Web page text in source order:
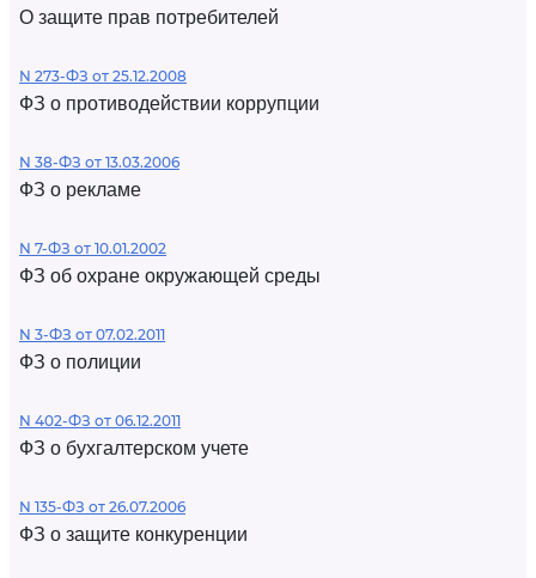
О защите прав потребителей
N 273-ФЗ от 25.12.2008
ФЗ о противодействии коррупции
N 38-ФЗ от 13.03.2006
ФЗ о рекламе
N 7-ФЗ от 10.01.2002
ФЗ об охране окружающей среды
N 3-ФЗ от 07.02.2011
ФЗ о полиции
N 402-ФЗ от 06.12.2011
ФЗ о бухгалтерском учете
N 135-ФЗ от 26.07.2006
ФЗ о защите конкуренции